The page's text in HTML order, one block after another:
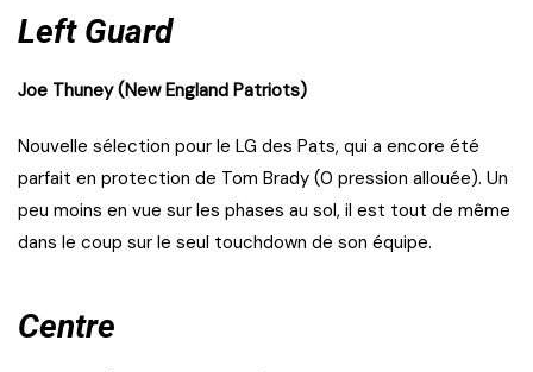
Left Guard
Joe Thuney (New England Patriots)
Nouvelle sélection pour le LG des Pats, qui a encore été
parfait en protection de Tom Brady (0 pression allouée). Un
peu moins en vue sur les phases au sol, il est tout de même
dans le coup sur le seul touchdown de son équipe.
Centre